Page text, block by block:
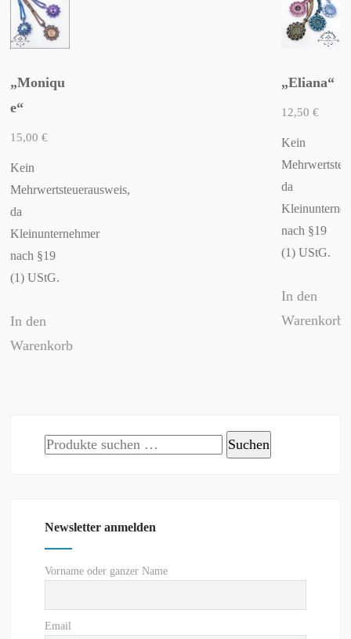
weist
mehrere
auf.
Die
auf
Produktseite
gewählt
werden
„Moniqu
e“
15,00€
Kein
Mehrwertsteuerausweis,
da
Kleinunternehmer
nach §19
(1) UStG.
In den
Warenkorb
„Eliana“
12,50 €
Kein
da
nach §19
(1) UStG.
In den
Warenkorb
Suchen
Suchen
Newsletter anmelden
Vorname oder ganzer Name
Email